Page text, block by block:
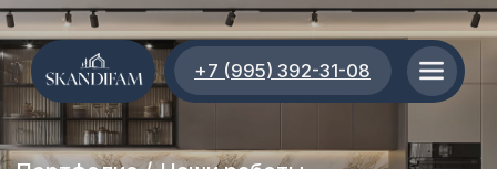
+7 (995) 392-31-08
Наши работы
/
Портфолио